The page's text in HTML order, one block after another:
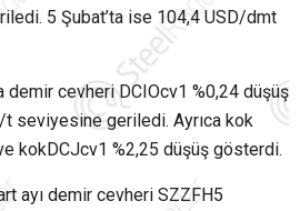
5 Şubat’ta ise 104,4 USD/dmt
demir cevheri DCIOcv1 %0,24 düşüş
seviyesine geriledi. Ayrıca kok
kokDCJcv1 %2,25 düşüş gösterdi.
ayı demir cevheri SZZFH5